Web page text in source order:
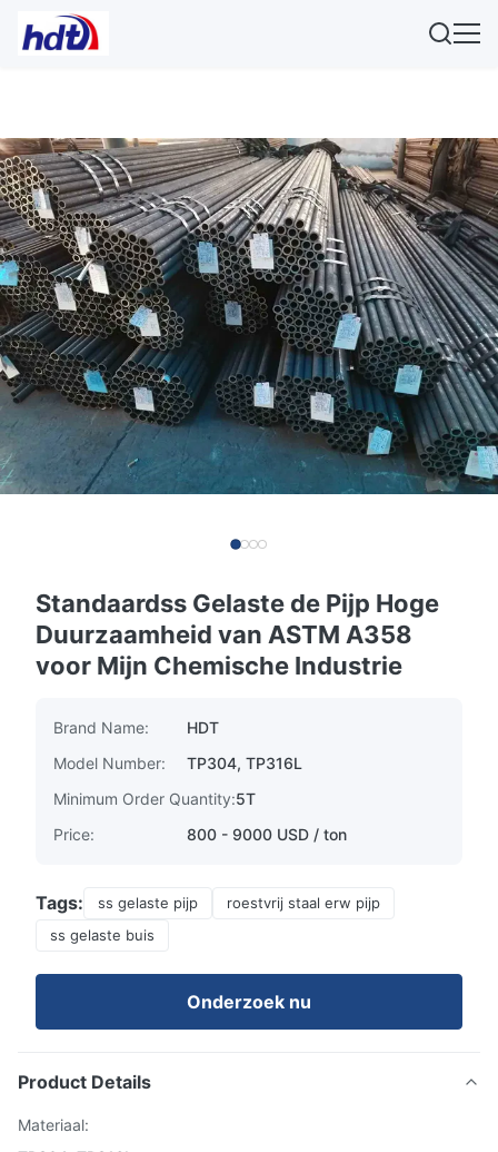
Standaardss Gelaste de Pijp Hoge
Duurzaamheid van ASTM A358
voor Mijn Chemische Industrie
Brand Name:
HDT
Model Number:
TP304, TP316L
Minimum Order Quantity:5T
Price:
800 - 9000 USD / ton
Tags: ss gelaste pijp
roestvrij staal erw pijp
ss gelaste buis
Onderzoek nu
Product Details
Materiaal: